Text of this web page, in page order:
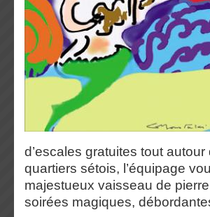
d’escales gratuites tout
quartiers sétois, l’équipage
majestueux vaisseau de
soirées magiques,